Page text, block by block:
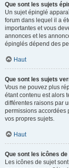
Que sont les sujets
Un sujet épinglé
forum dans lequel il a
importantes et vous
annonces et les
épinglés dépend des
Haut
Que sont les sujets
Vous ne pouvez plus
étant contenu est alors
différentes raisons par
permissions accordées
vos propres sujets.
Haut
Que sont les icônes de
Les icônes de sujet